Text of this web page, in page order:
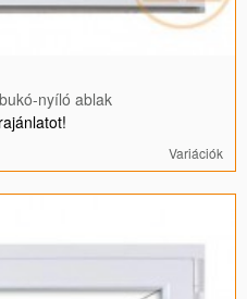
nyíló ablak
Variációk